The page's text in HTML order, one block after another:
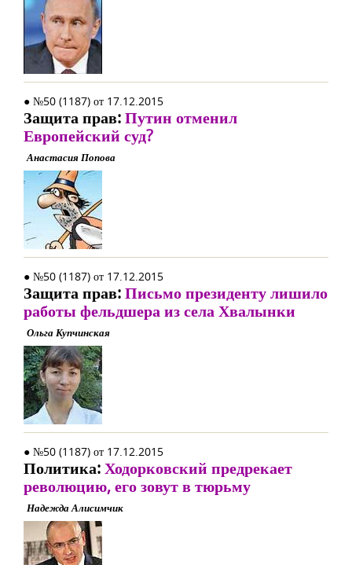
● №50 (1187) от 17.12.2015
Защита прав:Путин отменил
Европейский суд?
Анастасия Попова
● №50 (1187) от 17.12.2015
Защита прав:Письмо президенту лишило
работы фельдшера из села Хвалынки
Ольга Купчинская
● №50 (1187) от 17.12.2015
Политика:Ходорковский предрекает
революцию, его зовут в тюрьму
Надежда Алисимчик